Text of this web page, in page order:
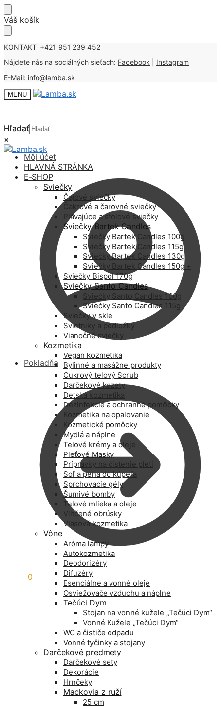
Skip
to
Skip
to
Váš košík
KONTAKT: +421 951 239 452
Nájdete nás na sociálných sieťach: Facebook
Instagram
E-Mail: info@lamba.sk
MENU
Hľadať
×
Môj účet
Pokladňa
0
Hľadať
×
HLAVNÁ STRÁNKA
E-SHOP
Sviečky
Čajové sviečky
Čakrové a čarovné sviečky
Plávajúce a stolové sviečky
Sviečky Bartek Candles
Sviečky Bartek Candles 100g
Sviečky Bartek Candles 115g
Sviečky Bartek Candles 130g
Sviečky Bartek Candles 150g +
Sviečky Bispol 170g
Sviečky Santo Candles
Sviečky Santo Candles 100g
Sviečky Santo Candles 115g
Sviečky v skle
Svietniky a podložky
Vianočné sviečky
Kozmetika
Vegan kozmetika
Bylinné a masážne produkty
Cukrový telový Scrub
Darčekové kazety
Detská kozmetika
Dezinfekcie a ochranné pomôcky
Kozmetika na opalovanie
Kozmetické pomôcky
Mydlá a náplne
Telové krémy a oleje
Pleťové Masky
Prípravky na čistenie pleti
Soľ a pena do kúpeľa
Sprchovacie gély
Šumivé bomby
Telové mlieka a oleje
Vlhčené obrúsky
Vlasová kozmetika
Vône
Aróma lampy
Autokozmetika
Deodorizéry
Difuzéry
Esenciálne a vonné oleje
Osviežovače vzduchu a náplne
Tečúci Dym
Stojan na vonné kužele „Tečúci Dym“
Vonné Kužele „Tečúci Dym“
WC a čističe odpadu
Vonné tyčinky a stojany
Darčekové predmety
Darčekové sety
Dekorácie
Hrnčeky
Mackovia z ruží
25 cm